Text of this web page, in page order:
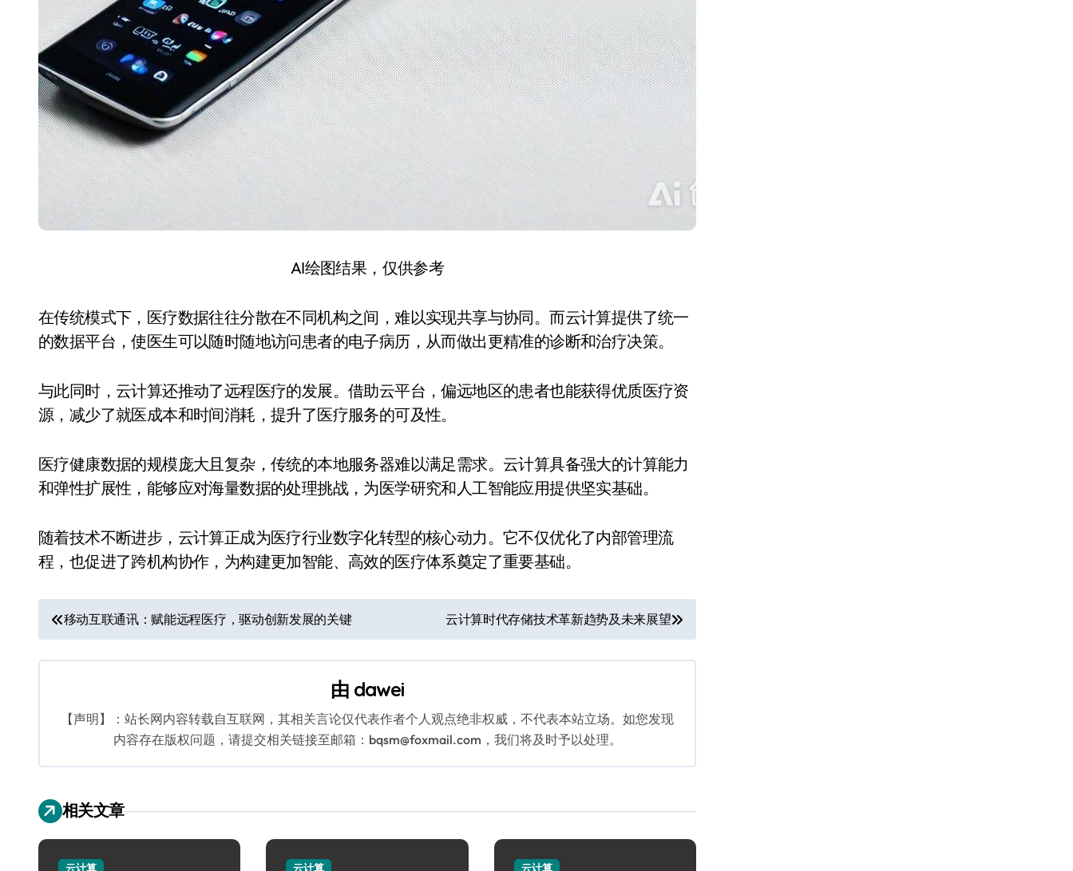
AI绘图结果，仅供参考
在传统模式下，医疗数据往往分散在不同机构之间，难以实现共享与协同。而云计算提供了统一
的数据平台，使医生可以随时随地访问患者的电子病历，从而做出更精准的诊断和治疗决策。
与此同时，云计算还推动了远程医疗的发展。借助云平台，偏远地区的患者也能获得优质医疗资
源，减少了就医成本和时间消耗，提升了医疗服务的可及性。
医疗健康数据的规模庞大且复杂，传统的本地服务器难以满足需求。云计算具备强大的计算能力
和弹性扩展性，能够应对海量数据的处理挑战，为医学研究和人工智能应用提供坚实基础。
随着技术不断进步，云计算正成为医疗行业数字化转型的核心动力。它不仅优化了内部管理流
程，也促进了跨机构协作，为构建更加智能、高效的医疗体系奠定了重要基础。
文
章
移动互联通讯：赋能远程医疗，驱动创新发展的关键 云计算时代存储技术革新趋势及未来展望
由 dawei
【声明】：站长网内容转载自互联网，其相关言论仅代表作者个人观点绝非权威，不代表本站立场。如您发现
内容存在版权问题，请提交相关链接至邮箱：bqsm@foxmail.com，我们将及时予以处理。
相关文章
云计算 云计算 云计算